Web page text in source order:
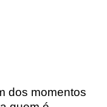
dos momentos